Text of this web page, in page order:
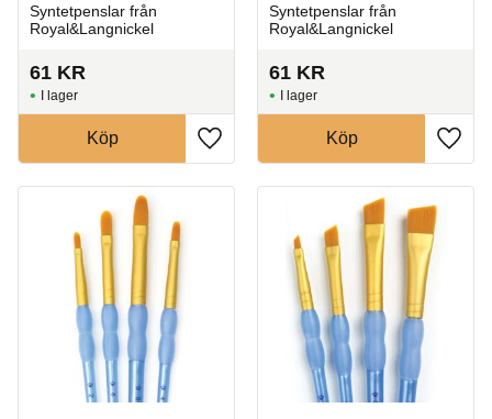
Syntetpenslar från
Royal&Langnickel
61 KR
Lägg till i favoriter
I lager
Köp
Syntetpenslar från
Royal&Langnickel
61 KR
Lägg
I lager
Köp